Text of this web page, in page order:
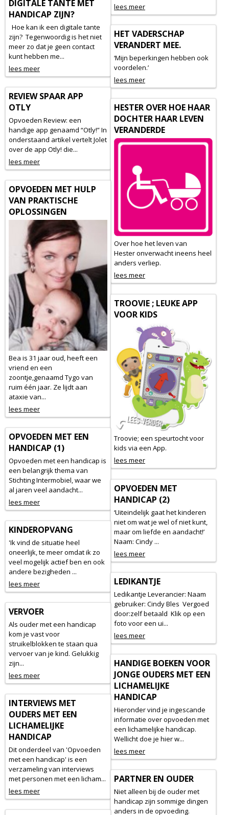
lees meer
DIGITALE TANTE MET
HANDICAP ZIJN?
Hoe kan ik een digitale tante
zijn? Tegenwoordig is het niet
meer zo dat je geen contact
kunt hebben me...
lees meer
HET VADERSCHAP
VERANDERT MEE.
‘Mijn beperkingen hebben ook
voordelen.’
lees meer
REVIEW SPAAR APP
OTLY
Opvoeden Review: een
handige app genaamd “Otly!” In
onderstaand artikel vertelt Jolet
over de app Otly! die...
lees meer
HESTER OVER HOE HAAR
DOCHTER HAAR LEVEN
VERANDERDE
Over hoe het leven van
Hester onverwacht ineens heel
anders verliep.
lees meer
OPVOEDEN MET HULP
VAN PRAKTISCHE
OPLOSSINGEN
Bea is 31 jaar oud, heeft een
vriend en een
zoontje,genaamd Tygo van
ruim één jaar. Ze lijdt aan
ataxie van...
lees meer
TROOVIE ; LEUKE APP
VOOR KIDS
Troovie; een speurtocht voor
kids via een App.
lees meer
OPVOEDEN MET EEN
HANDICAP (1)
Opvoeden met een handicap is
een belangrijk thema van
Stichting Intermobiel, waar we
al jaren veel aandacht...
lees meer
OPVOEDEN MET
HANDICAP (2)
‘Uiteindelijk gaat het kinderen
niet om wat je wel of niet kunt,
maar om liefde en aandacht!’
Naam: Cindy ...
lees meer
KINDEROPVANG
'Ik vind de situatie heel
oneerlijk, te meer omdat ik zo
veel mogelijk actief ben en ook
andere bezigheden ...
lees meer
LEDIKANTJE
Ledikantje Leverancier: Naam
gebruiker: Cindy Bles Vergoed
door:zelf betaald Klik op een
foto voor een ui...
lees meer
VERVOER
Als ouder met een handicap
kom je vast voor
struikelblokken te staan qua
vervoer van je kind. Gelukkig
zijn...
lees meer
HANDIGE BOEKEN VOOR
JONGE OUDERS MET EEN
LICHAMELIJKE
HANDICAP
Hieronder vind je ingescande
informatie over opvoeden met
een lichamelijke handicap.
Wellicht doe je hier w...
lees meer
INTERVIEWS MET
OUDERS MET EEN
LICHAMELIJKE
HANDICAP
Dit onderdeel van 'Opvoeden
met een handicap' is een
verzameling van interviews
met personen met een licham...
lees meer
PARTNER EN OUDER
Niet alleen bij de ouder met
handicap zijn sommige dingen
anders in de opvoeding.